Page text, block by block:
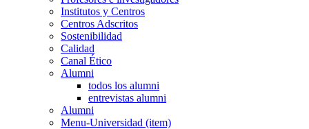
Institutos y Centros
Centros Adscritos
Sostenibilidad
Calidad
Canal Ético
Alumni
todos los alumni
entrevistas alumni
Alumni
Menu-Universidad (item)